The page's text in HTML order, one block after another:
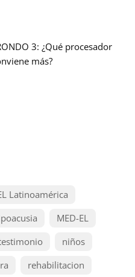
3: ¿Qué procesador
más?
Latinoamérica
MED-EL
niños
rehabilitacion